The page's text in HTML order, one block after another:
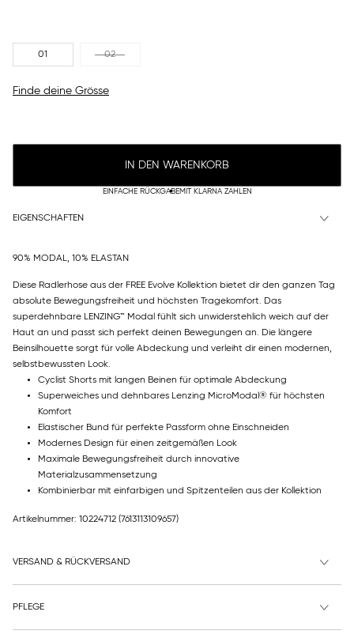
01 02
Finde deine Grösse
IN DEN WARENKORB
EINFACHE RÜCKGABEMIT KLARNA ZAHLEN
EIGENSCHAFTEN
90% MODAL, 10% ELASTAN
Diese Radlerhose aus der FREE Evolve Kollektion bietet dir den ganzen Tag
absolute Bewegungsfreiheit und höchsten Tragekomfort. Das
superdehnbare LENZING™ Modal fühlt sich unwiderstehlich weich auf der
Haut an und passt sich perfekt deinen Bewegungen an. Die längere
Beinsilhouette sorgt für volle Abdeckung und verleiht dir einen modernen,
selbstbewussten Look.
Cyclist Shorts mit langen Beinen für optimale Abdeckung
Superweiches und dehnbares Lenzing MicroModal® für höchsten
Komfort
Elastischer Bund für perfekte Passform ohne Einschneiden
Modernes Design für einen zeitgemäßen Look
Maximale Bewegungsfreiheit durch innovative
Materialzusammensetzung
Kombinierbar mit einfarbigen und Spitzenteilen aus der Kollektion
Artikelnummer: 10224712 (7613113109657)
VERSAND & RÜCKVERSAND
PFLEGE